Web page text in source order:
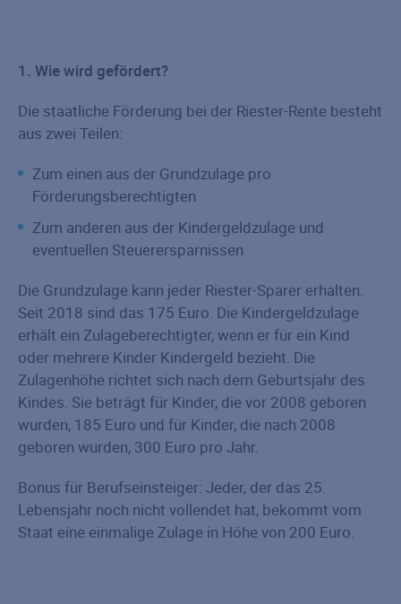
1. Wie wird gefördert?
Die staatliche Förderung bei der Riester-Rente besteht
aus zwei Teilen:
Zum einen aus der Grundzulage pro
Förderungsberechtigten
Zum anderen aus der Kindergeldzulage und
eventuellen Steuerersparnissen
Die Grundzulage kann jeder Riester-Sparer erhalten.
Seit 2018 sind das 175 Euro. Die Kindergeldzulage
erhält ein Zulageberechtigter, wenn er für ein Kind
oder mehrere Kinder Kindergeld bezieht. Die
Zulagenhöhe richtet sich nach dem Geburtsjahr des
Kindes. Sie beträgt für Kinder, die vor 2008 geboren
wurden, 185 Euro und für Kinder, die nach 2008
geboren wurden, 300 Euro pro Jahr.
Bonus für Berufseinsteiger: Jeder, der das 25.
Lebensjahr noch nicht vollendet hat, bekommt vom
Staat eine einmalige Zulage in Höhe von 200 Euro.